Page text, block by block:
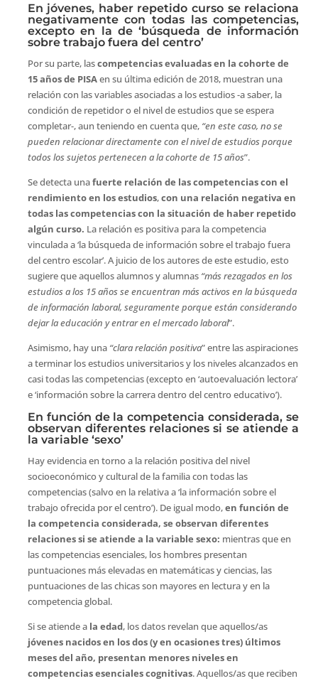
En jóvenes, haber repetido curso se relaciona
negativamente con todas las competencias,
excepto en la de ‘búsqueda de información
sobre trabajo fuera del centro’
Por su parte, lascompetencias evaluadas en la cohorte de
15 años de PISAen su última edición de 2018, muestran una
relación con las variables asociadas a los estudios -a saber, la
condición de repetidor o el nivel de estudios que se espera
completar-, aun teniendo en cuenta que, “en este caso, no se
pueden relacionar directamente con el nivel de estudios porque
todos los sujetos pertenecen a la cohorte de 15 años”.
Se detecta unafuerte relación de las competencias con el
rendimiento en los estudios,con una relación negativa en
todas las competencias con la situación de haber repetido
algún curso. La relación es positiva para la competencia
vinculada a ‘la búsqueda de información sobre el trabajo fuera
del centro escolar’. A juicio de los autores de este estudio, esto
sugiere que aquellos alumnos y alumnas “más rezagados en los
estudios a los 15 años se encuentran más activos en la búsqueda
de información laboral, seguramente porque están considerando
dejar la educación y entrar en el mercado laboral”.
Asimismo, hay una “clara relación positiva” entre las aspiraciones
a terminar los estudios universitarios y los niveles alcanzados en
casi todas las competencias (excepto en ‘autoevaluación lectora’
e ‘información sobre la carrera dentro del centro educativo’).
En función de la competencia considerada, se
observan diferentes relaciones si se atiende a
la variable ‘sexo’
Hay evidencia en torno a la relación positiva del nivel
socioeconómico y cultural de la familia con todas las
competencias (salvo en la relativa a ‘la información sobre el
trabajo ofrecida por el centro’). De igual modo,en función de
la competencia considerada, se observan diferentes
relaciones si se atiende a la variable sexo: mientras que en
las competencias esenciales, los hombres presentan
puntuaciones más elevadas en matemáticas y ciencias, las
puntuaciones de las chicas son mayores en lectura y en la
competencia global.
Si se atiende ala edad, los datos revelan que aquellos/as
jóvenes nacidos en los dos (y en ocasiones tres) últimos
meses del año, presentan menores niveles en
competencias esenciales cognitivas. Aquellos/as que reciben